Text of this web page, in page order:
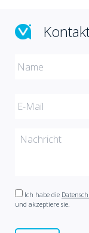
Ich habe die
und akzeptiere sie.